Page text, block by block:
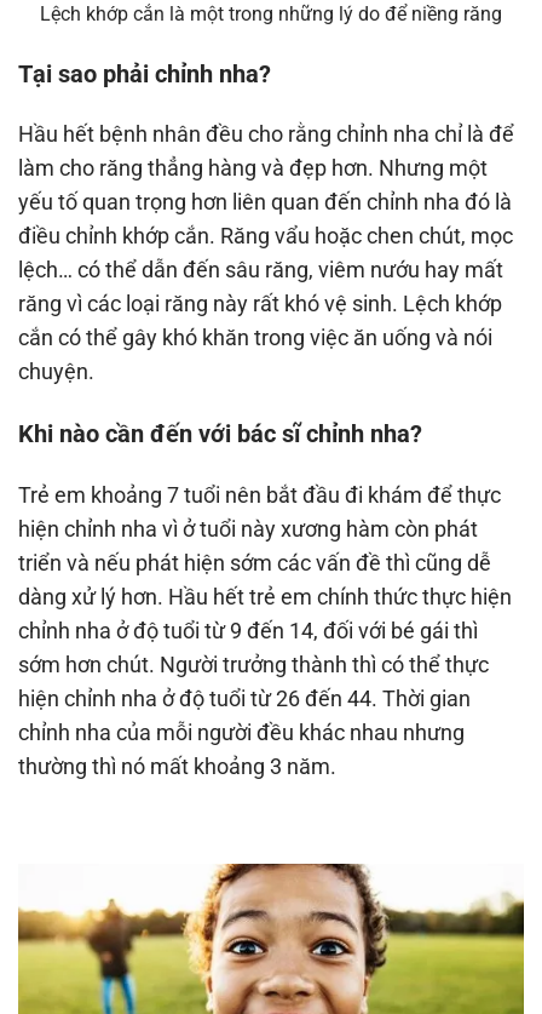
Lệch khớp cắn là một trong những lý do để niềng răng
Tại sao phải chỉnh nha?
Hầu hết bệnh nhân đều cho rằng chỉnh nha chỉ là để
làm cho răng thẳng hàng và đẹp hơn. Nhưng một
yếu tố quan trọng hơn liên quan đến chỉnh nha đó là
điều chỉnh khớp cắn. Răng vẩu hoặc chen chút, mọc
lệch… có thể dẫn đến sâu răng, viêm nướu hay mất
răng vì các loại răng này rất khó vệ sinh. Lệch khớp
cắn có thể gây khó khăn trong việc ăn uống và nói
chuyện.
Khi nào cần đến với bác sĩ chỉnh nha?
Trẻ em khoảng 7 tuổi nên bắt đầu đi khám để thực
hiện chỉnh nha vì ở tuổi này xương hàm còn phát
triển và nếu phát hiện sớm các vấn đề thì cũng dễ
dàng xử lý hơn. Hầu hết trẻ em chính thức thực hiện
chỉnh nha ở độ tuổi từ 9 đến 14, đối với bé gái thì
sớm hơn chút. Người trưởng thành thì có thể thực
hiện chỉnh nha ở độ tuổi từ 26 đến 44. Thời gian
chỉnh nha của mỗi người đều khác nhau nhưng
thường thì nó mất khoảng 3 năm.